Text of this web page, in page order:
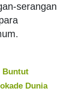
serangan
Buntut
Dunia